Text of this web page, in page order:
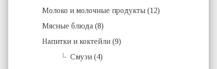
Молоко и молочные продукты (12)
Мясные блюда (8)
Напитки и коктейли (9)
Смузи (4)